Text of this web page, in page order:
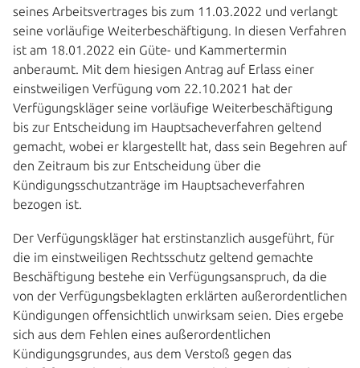
seines Arbeitsvertrages bis zum 11.03.2022 und verlangt
seine vorläufige Weiterbeschäftigung. In diesen Verfahren
ist am 18.01.2022 ein Güte- und Kammertermin
anberaumt. Mit dem hiesigen Antrag auf Erlass einer
einstweiligen Verfügung vom 22.10.2021 hat der
Verfügungskläger seine vorläufige Weiterbeschäftigung
bis zur Entscheidung im Hauptsacheverfahren geltend
gemacht, wobei er klargestellt hat, dass sein Begehren auf
den Zeitraum bis zur Entscheidung über die
Kündigungsschutzanträge im Hauptsacheverfahren
bezogen ist.
Der Verfügungskläger hat erstinstanzlich ausgeführt, für
die im einstweiligen Rechtsschutz geltend gemachte
Beschäftigung bestehe ein Verfügungsanspruch, da die
von der Verfügungsbeklagten erklärten außerordentlichen
Kündigungen offensichtlich unwirksam seien. Dies ergebe
sich aus dem Fehlen eines außerordentlichen
Kündigungsgrundes, aus dem Verstoß gegen das